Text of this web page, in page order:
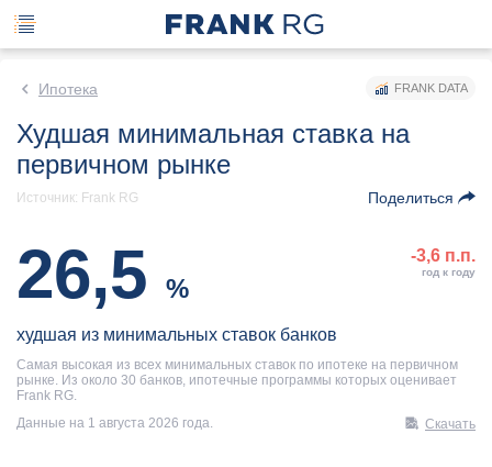
Ипотека FRANK DATA
Худшая минимальная ставка на
первичном рынке
Поделиться
Источник: Frank RG
26,5 %
-3,6 п.п.
год к году
худшая из минимальных ставок банков
Самая высокая из всех минимальных ставок по ипотеке на первичном
рынке. Из около 30 банков, ипотечные программы которых оценивает
Frank RG.
Данные на 1 августа 2026 года.
Скачать